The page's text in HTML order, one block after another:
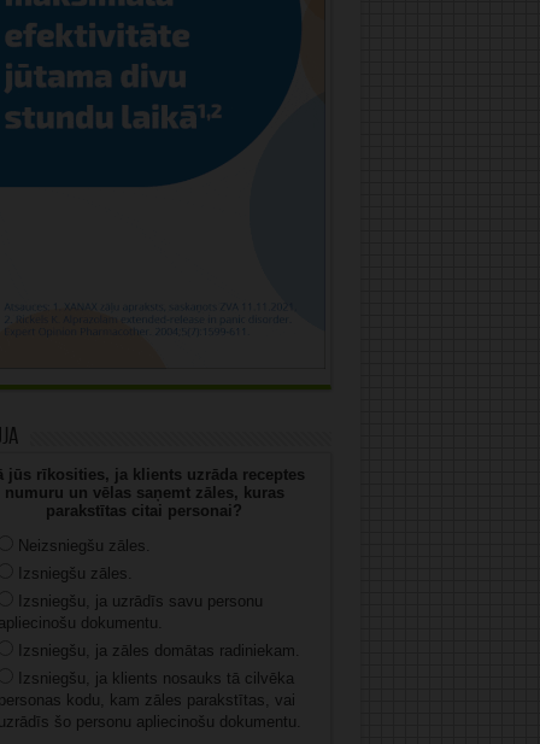
jūs rīkosities, ja klients uzrāda receptes
numuru un vēlas saņemt zāles, kuras
parakstītas citai personai?
Neizsniegšu zāles.
Izsniegšu zāles.
Izsniegšu, ja uzrādīs savu personu
dokumentu.
Izsniegšu, ja zāles domātas radiniekam.
Izsniegšu, ja klients nosauks tā cilvēka
kodu, kam zāles parakstītas, vai
šo personu apliecinošu dokumentu.